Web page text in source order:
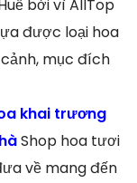
bởi vì AllTop
được loại hoa
mục đích
khai trương
Shop hoa tươi
về mang đến